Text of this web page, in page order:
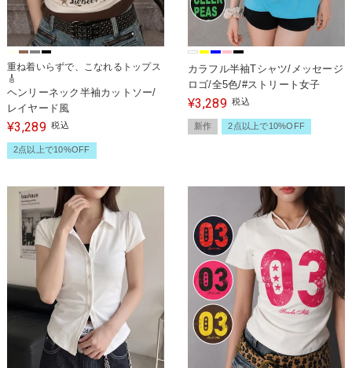
重ね着いらずで、こなれるトップス
🎸
ヘンリーネック半袖カットソー/
レイヤード風
¥3,289 税込
2点以上で10%OFF
カラフル半袖Tシャツ/メッセージ
ロゴ/全5色/#ストリート女子
¥3,289 税込
新作 2点以上で10%OFF